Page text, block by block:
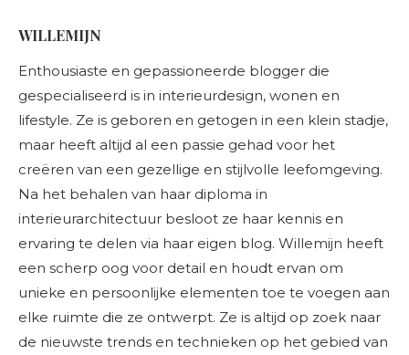
WILLEMIJN
Enthousiaste en gepassioneerde blogger die
gespecialiseerd is in interieurdesign, wonen en
lifestyle. Ze is geboren en getogen in een klein stadje,
maar heeft altijd al een passie gehad voor het
creëren van een gezellige en stijlvolle leefomgeving.
Na het behalen van haar diploma in
interieurarchitectuur besloot ze haar kennis en
ervaring te delen via haar eigen blog. Willemijn heeft
een scherp oog voor detail en houdt ervan om
unieke en persoonlijke elementen toe te voegen aan
elke ruimte die ze ontwerpt. Ze is altijd op zoek naar
de nieuwste trends en technieken op het gebied van